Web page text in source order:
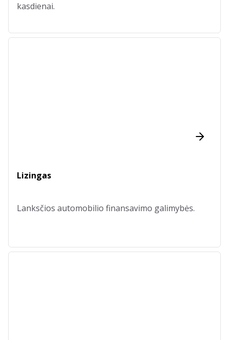
kasdienai.
Lizingas
Lanksčios automobilio finansavimo galimybės.